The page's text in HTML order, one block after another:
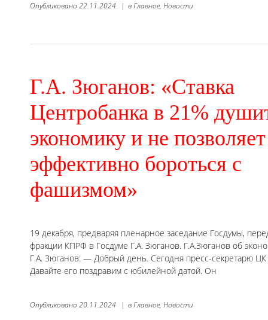
Опубликовано 22.11.2024 | вГлавное, Новости
Г.А. Зюганов: «Ставка
Центробанка в 21%
экономику и не позволяет
эффективно бороться с
фашизмом»
19 декабря, предваряя пленарное заседание Госдумы,
фракции КПРФ в Госдуме Г.А. Зюганов. Г.А.Зюганов об
Г.А. Зюганов: — Добрый день. Сегодня пресс-секретарю
Давайте его поздравим с юбилейной датой. Он
Опубликовано 20.11.2024 | вГлавное, Новости